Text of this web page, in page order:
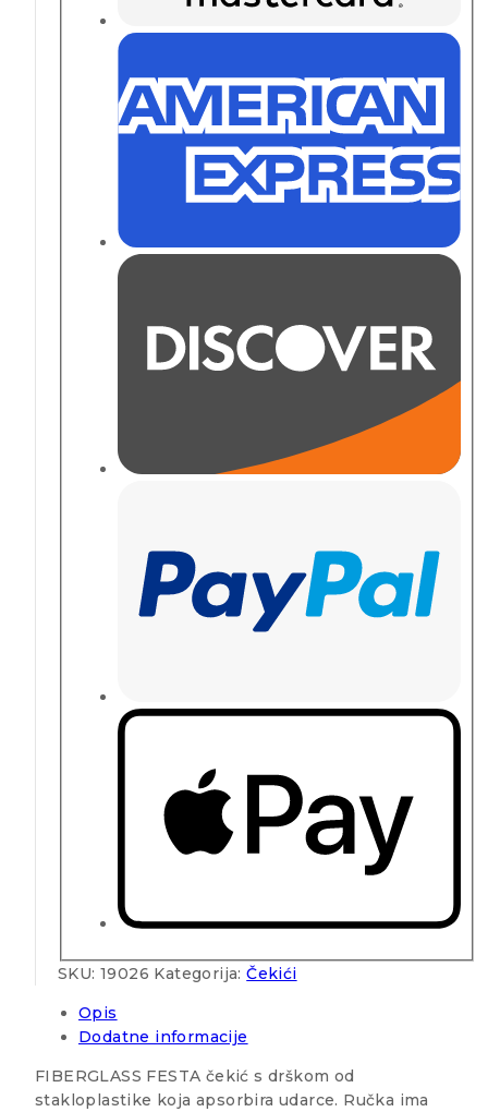
SKU: 19026 Kategorija:Čekići
Opis
Dodatne informacije
FIBERGLASS FESTA čekić s drškom od
stakloplastike koja apsorbira udarce. Ručka ima